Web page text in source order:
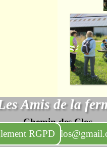
Amis de la
Chemin des Clos
78830 BONNELLES
RGPD